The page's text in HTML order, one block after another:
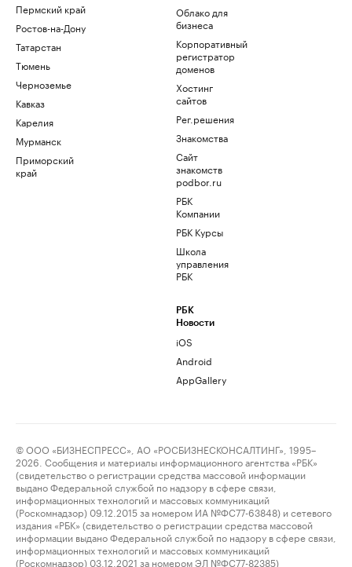
Пермский край
Ростов-на-Дону
Татарстан
Тюмень
Черноземье
Кавказ
Карелия
Мурманск
Приморский
край
Облако для
бизнеса
Корпоративный
регистратор
доменов
Хостинг
сайтов
Рег.решения
Знакомства
Сайт
знакомств
podbor.ru
РБК
Компании
РБК Курсы
Школа
управления
РБК
РБК
Новости
iOS
Android
AppGallery
© ООО «БИЗНЕСПРЕСС», АО «РОСБИЗНЕСКОНСАЛТИНГ», 1995–
2026. Сообщения и материалы информационного агентства «РБК»
(свидетельство о регистрации средства массовой информации
выдано Федеральной службой по надзору в сфере связи,
информационных технологий и массовых коммуникаций
(Роскомнадзор) 09.12.2015 за номером ИА №ФС77-63848) и сетевого
издания «РБК» (свидетельство о регистрации средства массовой
информации выдано Федеральной службой по надзору в сфере связи,
информационных технологий и массовых коммуникаций
(Роскомнадзор) 03.12.2021 за номером ЭЛ №ФС77-82385)